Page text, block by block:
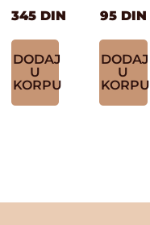
345 DIN
DODAJ
U
KORPU
95 DIN
DODAJ
U
KORPU